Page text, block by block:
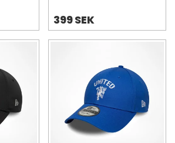
399 SEK